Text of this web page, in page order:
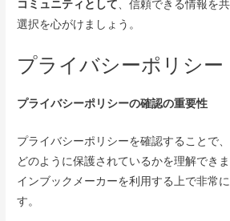
コミュニティとして 、信頼できる情報を
選択を心がけましょう。
プライバシーポリシー
プライバシーポリシーの確認の重要性
プライバシーポリシーを確認することで
どのように保護されているかを理解でき
インブックメーカーを利用する上で非常
す。